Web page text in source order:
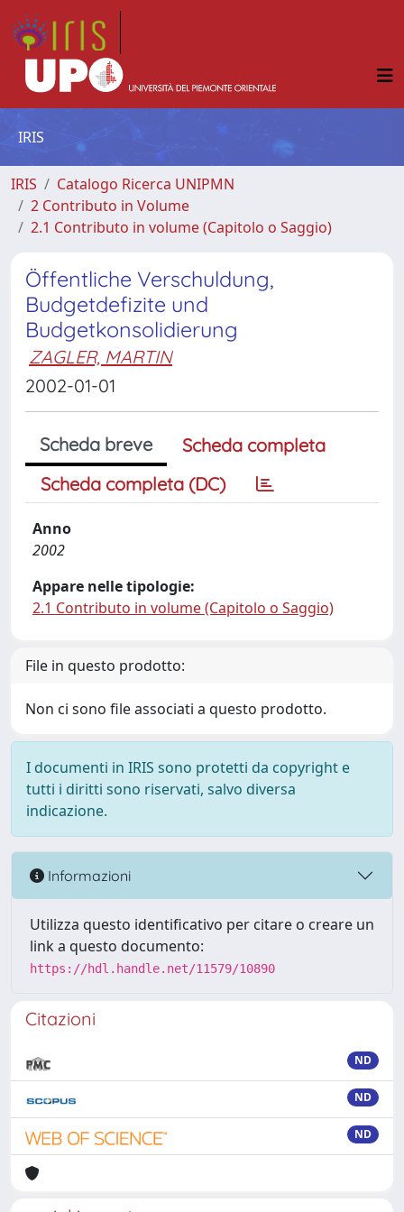
IRIS
IRIS
Catalogo Ricerca UNIPMN
2 Contributo in Volume
2.1 Contributo in volume (Capitolo o Saggio)
Öffentliche Verschuldung,
Budgetdefizite und
Budgetkonsolidierung
ZAGLER, MARTIN
2002-01-01
Scheda breve
Scheda completa
Scheda completa (DC)
Anno
2002
Appare nelle tipologie:
2.1 Contributo in volume (Capitolo o Saggio)
File in questo prodotto:
Non ci sono file associati a questo prodotto.
I documenti in IRIS sono protetti da copyright e
tutti i diritti sono riservati, salvo diversa
indicazione.
Informazioni
Utilizza questo identificativo per citare o creare un
link a questo documento:
https://hdl.handle.net/11579/10890
Citazioni
ND
ND
ND